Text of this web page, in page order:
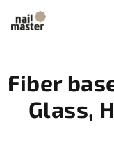
obsah
Fiber
Glass,